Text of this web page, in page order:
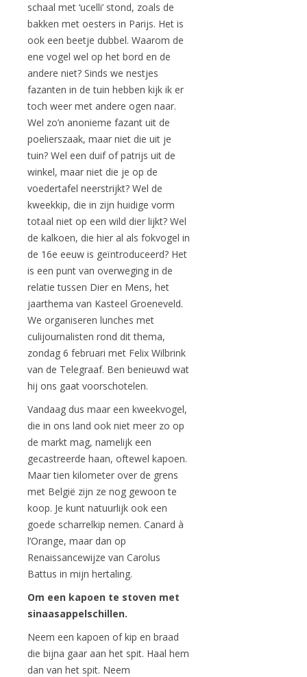
schaal met ‘ucelli’ stond, zoals de
bakken met oesters in Parijs. Het is
ook een beetje dubbel. Waarom de
ene vogel wel op het bord en de
andere niet? Sinds we nestjes
fazanten in de tuin hebben kijk ik er
toch weer met andere ogen naar.
Wel zo’n anonieme fazant uit de
poelierszaak, maar niet die uit je
tuin? Wel een duif of patrijs uit de
winkel, maar niet die je op de
voedertafel neerstrijkt? Wel de
kweekkip, die in zijn huidige vorm
totaal niet op een wild dier lijkt? Wel
de kalkoen, die hier al als fokvogel in
de 16e eeuw is geïntroduceerd? Het
is een punt van overweging in de
relatie tussen Dier en Mens, het
jaarthema van Kasteel Groeneveld.
We organiseren lunches met
culijournalisten rond dit thema,
zondag 6 februari met Felix Wilbrink
van de Telegraaf. Ben benieuwd wat
hij ons gaat voorschotelen.
Vandaag dus maar een kweekvogel,
die in ons land ook niet meer zo op
de markt mag, namelijk een
gecastreerde haan, oftewel kapoen.
Maar tien kilometer over de grens
met België zijn ze nog gewoon te
koop. Je kunt natuurlijk ook een
goede scharrelkip nemen. Canard à
l’Orange, maar dan op
Renaissancewijze van Carolus
Battus in mijn hertaling.
Om een kapoen te stoven met
sinaasappelschillen.
Neem een kapoen of kip en braad
die bijna gaar aan het spit. Haal hem
dan van het spit. Neem